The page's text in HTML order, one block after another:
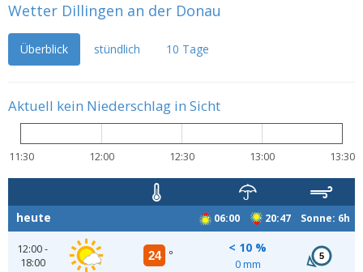
Wetter Dillingen an der Donau
Überblick stündlich 10 Tage
Aktuell kein Niederschlag in Sicht
11:30 12:00 12:30 13:00 13:30
06:00 20:47 Sonne: 6h
heute
12:00 -
18:00
24 °
< 10 %
0 mm
5